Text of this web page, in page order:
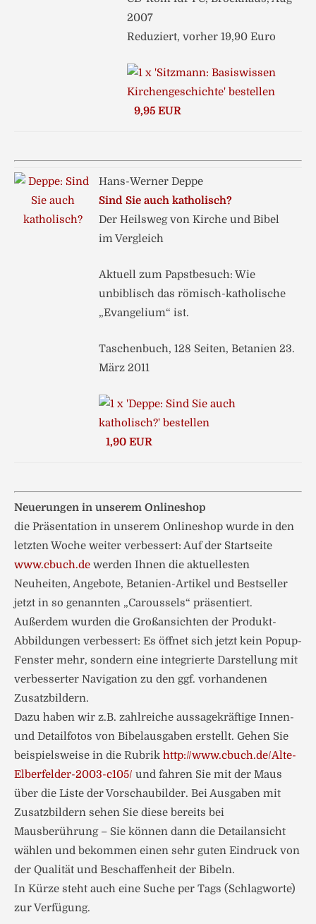
2007
Reduziert, vorher 19,90 Euro
9,95 EUR
Hans-Werner Deppe
Sind Sie auch katholisch?
Der Heilsweg von Kirche und Bibel
im Vergleich
Aktuell zum Papstbesuch: Wie
unbiblisch das römisch-katholische
„Evangelium“ ist.
Taschenbuch, 128 Seiten, Betanien 23.
März 2011
1,90 EUR
Neuerungen in unserem Onlineshop
die Präsentation in unserem Onlineshop wurde in den
letzten Woche weiter verbessert: Auf der Startseite
www.cbuch.de werden Ihnen die aktuellesten
Neuheiten, Angebote, Betanien-Artikel und Bestseller
jetzt in so genannten „Caroussels“ präsentiert.
Außerdem wurden die Großansichten der Produkt-
Abbildungen verbessert: Es öffnet sich jetzt kein Popup-
Fenster mehr, sondern eine integrierte Darstellung mit
verbesserter Navigation zu den ggf. vorhandenen
Zusatzbildern.
Dazu haben wir z.B. zahlreiche aussagekräftige Innen-
und Detailfotos von Bibelausgaben erstellt. Gehen Sie
beispielsweise in die Rubrik http://www.cbuch.de/Alte-
Elberfelder-2003-c105/ und fahren Sie mit der Maus
über die Liste der Vorschaubilder. Bei Ausgaben mit
Zusatzbildern sehen Sie diese bereits bei
Mausberührung – Sie können dann die Detailansicht
wählen und bekommen einen sehr guten Eindruck von
der Qualität und Beschaffenheit der Bibeln.
In Kürze steht auch eine Suche per Tags (Schlagworte)
zur Verfügung.